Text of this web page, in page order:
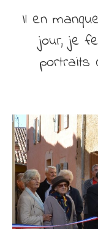
Il en
jour, je
portraits